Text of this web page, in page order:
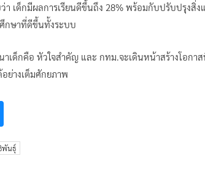
า เด็กมีผลการเรียนดีขึ้นถึง 28% พร้อมกับปรับปรุง
กษาที่ดีขึ้นทั้งระบบ
เด็กคือ หัวใจสำคัญ และ กทม.จะเดินหน้าสร้างโอกา
ย่างเต็มศักยภาพ
พันธุ์